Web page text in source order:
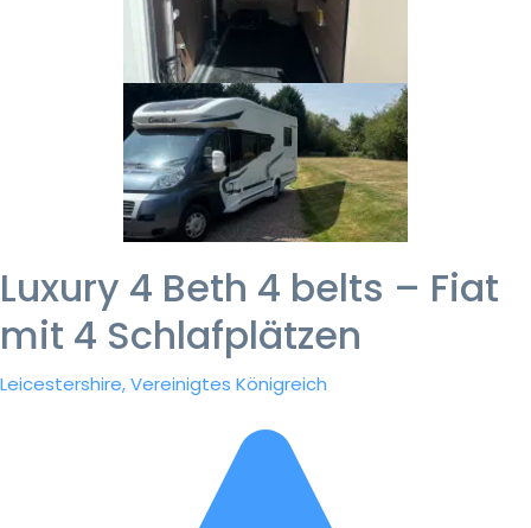
Luxury 4 Beth 4 belts – Fiat
mit 4 Schlafplätzen
Leicestershire, Vereinigtes Königreich